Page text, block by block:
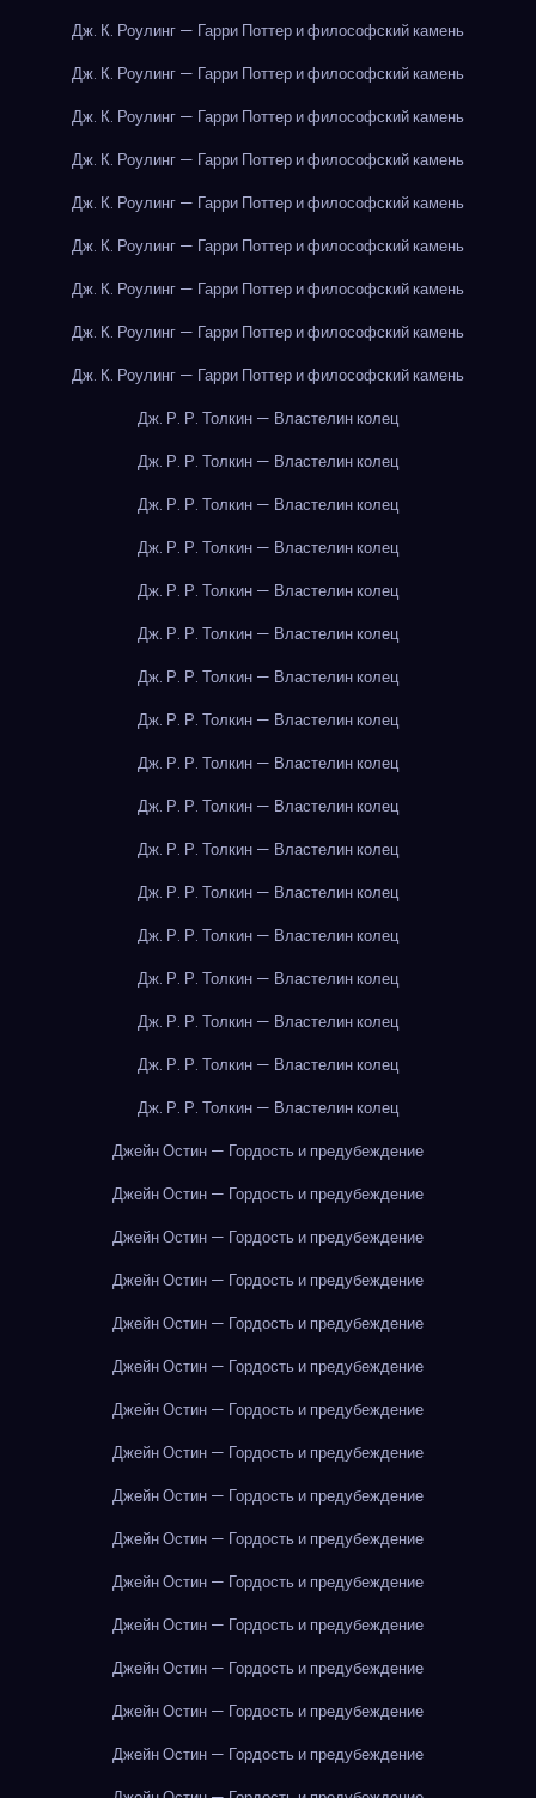
Дж. К. Роулинг — Гарри Поттер и философский камень
Дж. К. Роулинг — Гарри Поттер и философский камень
Дж. К. Роулинг — Гарри Поттер и философский камень
Дж. К. Роулинг — Гарри Поттер и философский камень
Дж. К. Роулинг — Гарри Поттер и философский камень
Дж. К. Роулинг — Гарри Поттер и философский камень
Дж. К. Роулинг — Гарри Поттер и философский камень
Дж. К. Роулинг — Гарри Поттер и философский камень
Дж. К. Роулинг — Гарри Поттер и философский камень
Дж. Р. Р. Толкин — Властелин колец
Дж. Р. Р. Толкин — Властелин колец
Дж. Р. Р. Толкин — Властелин колец
Дж. Р. Р. Толкин — Властелин колец
Дж. Р. Р. Толкин — Властелин колец
Дж. Р. Р. Толкин — Властелин колец
Дж. Р. Р. Толкин — Властелин колец
Дж. Р. Р. Толкин — Властелин колец
Дж. Р. Р. Толкин — Властелин колец
Дж. Р. Р. Толкин — Властелин колец
Дж. Р. Р. Толкин — Властелин колец
Дж. Р. Р. Толкин — Властелин колец
Дж. Р. Р. Толкин — Властелин колец
Дж. Р. Р. Толкин — Властелин колец
Дж. Р. Р. Толкин — Властелин колец
Дж. Р. Р. Толкин — Властелин колец
Дж. Р. Р. Толкин — Властелин колец
Джейн Остин — Гордость и предубеждение
Джейн Остин — Гордость и предубеждение
Джейн Остин — Гордость и предубеждение
Джейн Остин — Гордость и предубеждение
Джейн Остин — Гордость и предубеждение
Джейн Остин — Гордость и предубеждение
Джейн Остин — Гордость и предубеждение
Джейн Остин — Гордость и предубеждение
Джейн Остин — Гордость и предубеждение
Джейн Остин — Гордость и предубеждение
Джейн Остин — Гордость и предубеждение
Джейн Остин — Гордость и предубеждение
Джейн Остин — Гордость и предубеждение
Джейн Остин — Гордость и предубеждение
Джейн Остин — Гордость и предубеждение